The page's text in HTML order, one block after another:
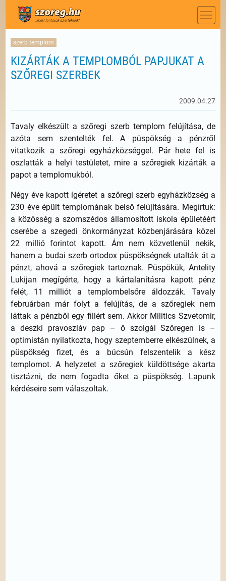
szerb templom
KIZÁRTÁK A TEMPLOMBÓL PAPJUKAT A
SZŐREGI SZERBEK
2009.04.27
Tavaly elkészült a szőregi szerb templom felújítása, de
azóta sem szentelték fel. A püspökség a pénzről
vitatkozik a szőregi egyházközséggel. Pár hete fel is
oszlatták a helyi testületet, mire a szőregiek kizárták a
papot a templomukból.
Négy éve kapott ígéretet a szőregi szerb egyházközség a
230 éve épült templomának belső felújítására. Megírtuk:
a közösség a szomszédos államosított iskola épületéért
cserébe a szegedi önkormányzat közbenjárására közel
22 millió forintot kapott. Ám nem közvetlenül nekik,
hanem a budai szerb ortodox püspökségnek utalták át a
pénzt, ahová a szőregiek tartoznak. Püspökük, Antelity
Lukijan megígérte, hogy a kártalanításra kapott pénz
felét, 11 milliót a templombelsőre áldozzák. Tavaly
februárban már folyt a felújítás, de a szőregiek nem
láttak a pénzből egy fillért sem. Akkor Militics Szvetomir,
a deszki pravoszláv pap – ő szolgál Szőregen is –
optimistán nyilatkozta, hogy szeptemberre elkészülnek, a
püspökség fizet, és a búcsún felszentelik a kész
templomot. A helyzetet a szőregiek küldöttsége akarta
tisztázni, de nem fogadta őket a püspökség. Lapunk
kérdéseire sem válaszoltak.